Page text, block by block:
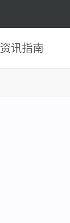
资讯指南